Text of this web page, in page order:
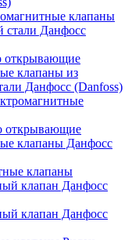
клапаны
стали Данфосс
открывающие
клапаны из
Данфосс (Danfoss)
открывающие
клапаны Данфосс
клапаны
клапан Данфосс
клапан Данфосс